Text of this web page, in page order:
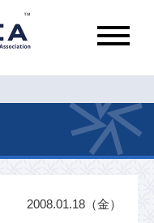
メ
ュ
2008.01.18（金）